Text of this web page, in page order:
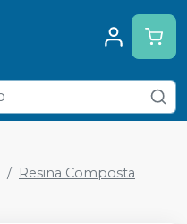
Resina Composta